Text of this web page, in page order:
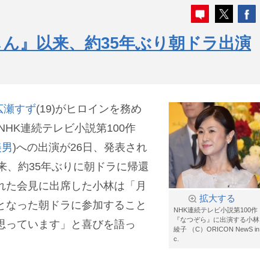
』以来、約35年ぶり朝ドラ出演
拡大する
NHK連続テレビ小説第100作
『なつぞら』に出演する小林
綾子 （C）ORICON NewS in
c.
瀬すず(19)がヒロインを務め
連続テレビ小説第100作
)への出演が26日、発表され
、約35年ぶりに朝ドラに帰還
た会見に出席した小林は「月
なった朝ドラに参加すること
っています」と喜びを語っ